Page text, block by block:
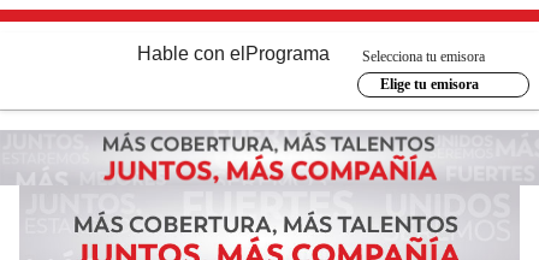
Hable con el Programa
Selecciona tu emisora
Elige tu emisora